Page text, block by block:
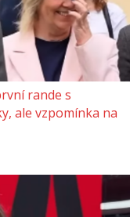
rande s
ale vzpomínka na